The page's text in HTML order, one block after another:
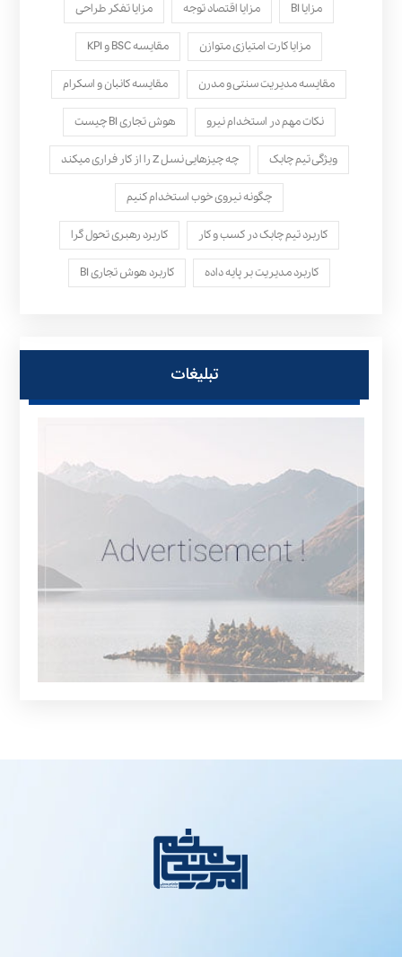
مزایا BI مزایا اقتصاد توجه مزایا تفکر طراحی
مزایا کارت امتیازی متوازن مقایسه BSC و KPI
مقایسه مدیریت سنتی و مدرن مقایسه کانبان و اسکرام
نکات مهم در استخدام نیرو هوش تجاری BI چیست
ویژگی تیم چابک چه چیزهایی نسل Z را از کار فراری میکند
چگونه نیروی خوب استخدام کنیم
کاربرد تیم چابک در کسب و کار کاربرد رهبری تحول‌ گرا
کاربرد مدیریت بر پایه داده کاربرد هوش تجاری BI
تبلیغات